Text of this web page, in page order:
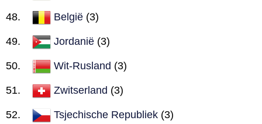
België (3)
Jordanië (3)
Wit-Rusland (3)
Zwitserland (3)
Tsjechische Republiek (3)